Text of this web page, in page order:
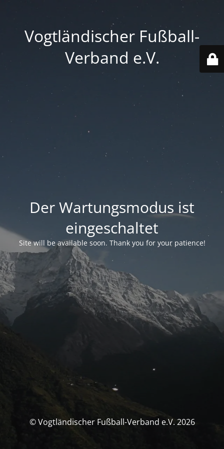
Vogtländischer Fußball-
Verband e.V.
Der Wartungsmodus ist
eingeschaltet
Site will be available soon. Thank you for your patience!
© Vogtländischer Fußball-Verband e.V. 2026